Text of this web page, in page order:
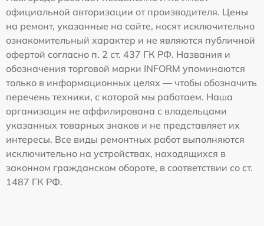
официальной авторизации от производителя. Цены
на ремонт, указанные на сайте, носят исключительно
ознакомительный характер и не являются публичной
офертой согласно п. 2 ст. 437 ГК РФ. Названия и
обозначения торговой марки INFORM упоминаются
только в информационных целях — чтобы обозначить
перечень техники, с которой мы работаем. Наша
организация не аффилирована с владельцами
указанных товарных знаков и не представляет их
интересы. Все виды ремонтных работ выполняются
исключительно на устройствах, находящихся в
законном гражданском обороте, в соответствии со ст.
1487 ГК РФ.